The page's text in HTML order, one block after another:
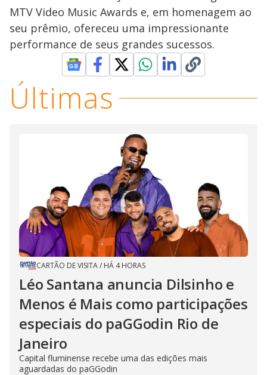
MTV Video Music Awards e, em homenagem ao
seu prêmio, ofereceu uma impressionante
performance de seus grandes sucessos.
Últimas
CARTÃO DE VISITA/ HÁ 4 HORAS
Léo Santana anuncia Dilsinho e
Menos é Mais como participações
especiais do paGGodin Rio de
Janeiro
Capital fluminense recebe uma das edições mais
aguardadas do paGGodin